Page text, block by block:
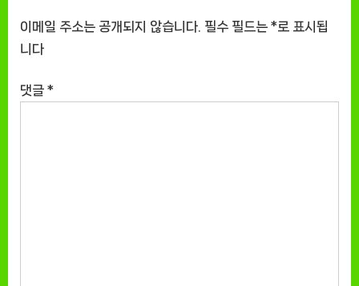
이메일 주소는 공개되지 않습니다. 필수 필드는 *로 표시됩
니다
댓글 *